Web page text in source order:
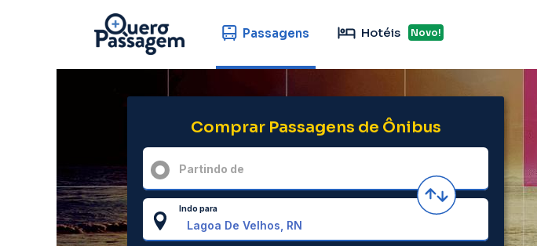
Passagens Hotéis Novo!
Comprar Passagens de Ônibus
Partindo de
Indo para